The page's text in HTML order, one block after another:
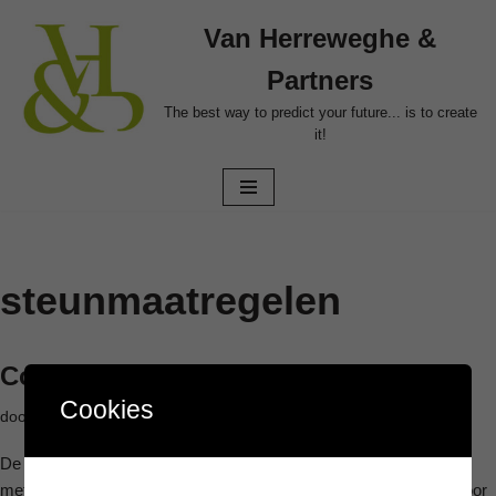
naar
de
inhoud
Van Herreweghe &
Partners
The best way to predict your future... is to create
it!
steunmaatregelen
Corona – hinderpremie
door Filip Aelbrecht
De hinderpremie of sluitingspremie geldt voor alle ondernemingen
met een fysieke locatie in het Vlaams Gewest die rechtstreeks door
Cookies